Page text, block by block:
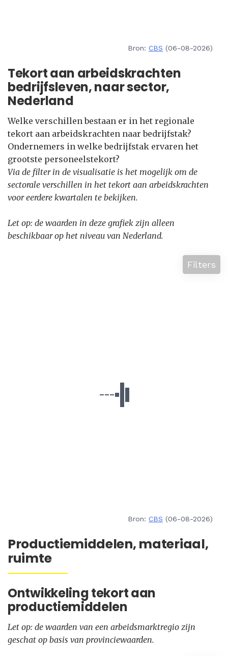
Bron: CBS (06-08-2026)
Tekort aan arbeidskrachten
bedrijfsleven, naar sector,
Nederland
Welke verschillen bestaan er in het regionale
tekort aan arbeidskrachten naar bedrijfstak?
Ondernemers in welke bedrijfstak ervaren het
grootste personeelstekort?
Via de filter in de visualisatie is het mogelijk om de
sectorale verschillen in het tekort aan arbeidskrachten
voor eerdere kwartalen te bekijken.
Let op: de waarden in deze grafiek zijn alleen
beschikbaar op het niveau van Nederland.
Filters
Bron: CBS (06-08-2026)
Productiemiddelen, materiaal,
ruimte
Ontwikkeling tekort aan
productiemiddelen
Let op: de waarden van een arbeidsmarktregio zijn
geschat op basis van provinciewaarden.